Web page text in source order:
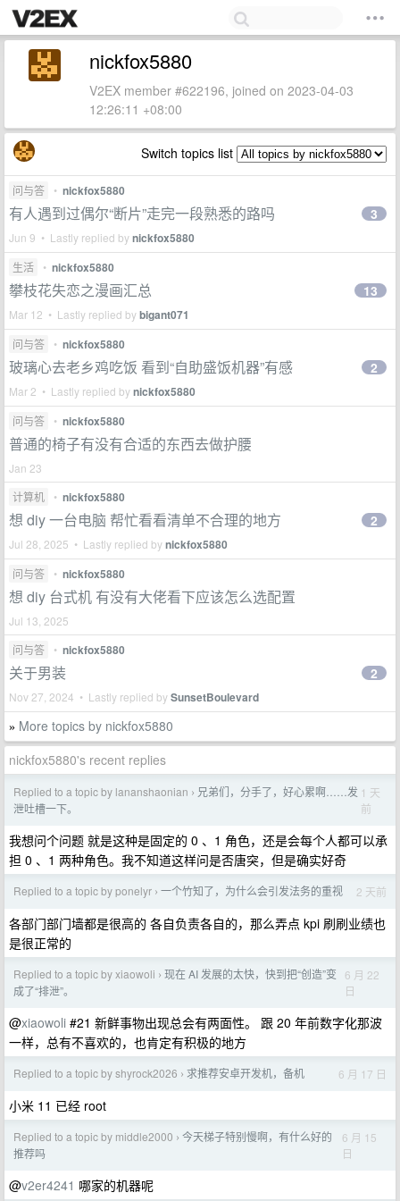
nickfox5880
V2EX member #622196, joined on 2023-04-03
12:26:11 +08:00
Switch topics list
问与答 • nickfox5880
有人遇到过偶尔“断片”走完一段熟悉的路吗
Jun 9 • Lastly replied bynickfox5880
3
生活 • nickfox5880
攀枝花失恋之漫画汇总
Mar 12 • Lastly replied bybigant071
13
问与答 • nickfox5880
玻璃心去老乡鸡吃饭 看到“自助盛饭机器”有感
Mar 2 • Lastly replied bynickfox5880
2
问与答 • nickfox5880
普通的椅子有没有合适的东西去做护腰
Jan 23
计算机
• nickfox5880
想 diy 一台电脑 帮忙看看清单不合理的地方
Jul 28, 2025 • Lastly replied bynickfox5880
2
问与答 • nickfox5880
想 diy 台式机 有没有大佬看下应该怎么选配置
Jul 13, 2025
问与答
• nickfox5880
关于男装
Nov 27, 2024 • Lastly replied bySunsetBoulevard
2
» More topics by nickfox5880
nickfox5880's recent replies
Replied to a topic by lananshaonian › 兄弟们，分手了，好心累啊……发
泄吐槽一下。
1 天
前
我想问个问题 就是这种是固定的 0 、1 角色，还是会每个人都可以承
担 0 、1 两种角色。我不知道这样问是否唐突，但是确实好奇
Replied to a topic by ponelyr › 一个竹知了，为什么会引发法务的重视 2 天前
各部门部门墙都是很高的 各自负责各自的，那么弄点 kpi 刷刷业绩也
是很正常的
Replied to a topic by xiaowoli › 现在 AI 发展的太快，快到把“创造”变
成了“排泄”。
6 月 22
日
@xiaowoli #21 新鲜事物出现总会有两面性。 跟 20 年前数字化那波
一样，总有不喜欢的，也肯定有积极的地方
Replied to a topic by shyrock2026 › 求推荐安卓开发机，备机 6 月 17 日
小米 11 已经 root
Replied to a topic by middle2000 › 今天梯子特别慢啊，有什么好的
推荐吗
6 月 15
日
@v2er4241 哪家的机器呢